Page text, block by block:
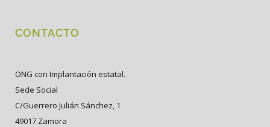
CONTACTO
ONG con Implantación estatal.
Sede Social
C/Guerrero Julián Sánchez, 1
49017 Zamora